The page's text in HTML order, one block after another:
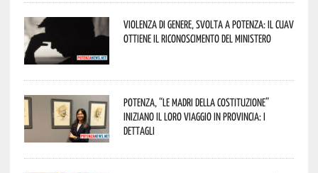
Violenza di genere, svolta a Potenza: il CUAV
ottiene il riconoscimento del Ministero
Potenza, “Le Madri della Costituzione”
iniziano il loro viaggio in provincia: i
dettagli